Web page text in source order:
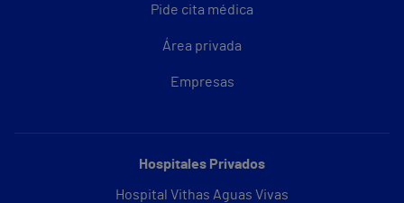
Pide cita médica
Área privada
Empresas
Hospitales Privados
Hospital Vithas Aguas Vivas